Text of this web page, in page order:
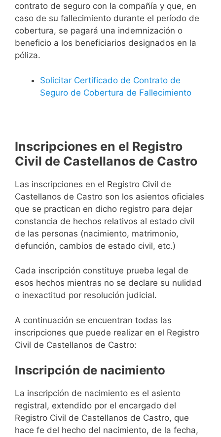
contrato de seguro con la compañía y que, en
caso de su fallecimiento durante el período de
cobertura, se pagará una indemnización o
beneficio a los beneficiarios designados en la
póliza.
Solicitar Certificado de Contrato de
Seguro de Cobertura de Fallecimiento
Inscripciones en el Registro
Civil de Castellanos de Castro
Las inscripciones en el Registro Civil de
Castellanos de Castro son los asientos oficiales
que se practican en dicho registro para dejar
constancia de hechos relativos al estado civil
de las personas (nacimiento, matrimonio,
defunción, cambios de estado civil, etc.)
Cada inscripción constituye prueba legal de
esos hechos mientras no se declare su nulidad
o inexactitud por resolución judicial.
A continuación se encuentran todas las
inscripciones que puede realizar en el Registro
Civil de Castellanos de Castro:
Inscripción de nacimiento
La inscripción de nacimiento es el asiento
registral, extendido por el encargado del
Registro Civil de Castellanos de Castro, que
hace fe del hecho del nacimiento, de la fecha,